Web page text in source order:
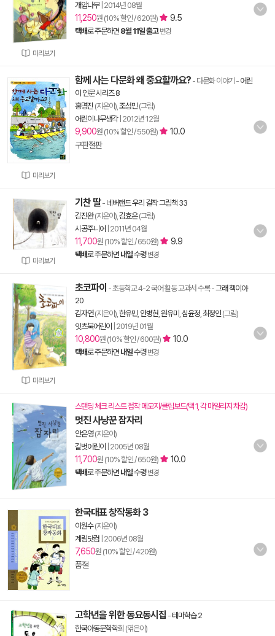
미리보기
개암나무| 2014년 08월
11,250원 (10% 할인 / 620원) 9.5
택배로 주문하면 8월 11일 출고 변경
미리보기
함께 사는 다문화 왜 중요할까요? - 다문화 이야기 - 어린
이 인문 시리즈 8
홍명진 (지은이), 조성민(그림)
어린이나무생각| 2012년 12월
9,900원 (10% 할인 / 550원)
10.0
구판절판
미리보기
기찬 딸- 네버랜드 우리 걸작 그림책 33
김진완(지은이), 김효은(그림)
시공주니어 2011년 04월
11,700원 (10% 할인 / 650원) 9.9
택배로 주문하면 내일수령 변경
미리보기
초코파이 - 초등학교 4-2 국어 활동 교과서 수록-그래 책이야
20
김자연(지은이), 한유민, 안병현 원유미 심윤정 최정인 (그림)
잇츠북어린이
2019년 01월
10,800원 (10% 할인 / 600원) 10.0
택배로 주문하면 내일수령 변경
스탠딩 체크 리스트 점착 메모지/클립보드(택 1, 각 마일리지 차감)
멋진 사냥꾼 잠자리
안은영(지은이)
길벗어린이
2005년 08월
11,700원 (10% 할인 / 650원) 10.0
택배로 주문하면 내일수령 변경
한국대표 창작동화 3
이원수(지은이)
계림닷컴 2006년 08월
7,650원 (10% 할인 / 420원)
품절
고학년을 위한 동요동시집 -테마학습 2
한국아동문학학회 (엮은이)